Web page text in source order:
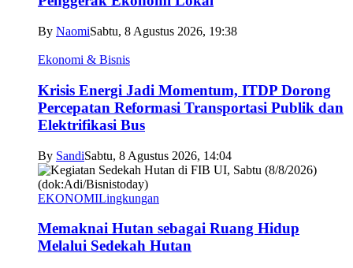
By NaomiSabtu, 8 Agustus 2026, 19:38
Ekonomi & Bisnis
Krisis Energi Jadi Momentum, ITDP Dorong
Percepatan Reformasi Transportasi Publik dan
Elektrifikasi Bus
By SandiSabtu, 8 Agustus 2026, 14:04
EKONOMILingkungan
Memaknai Hutan sebagai Ruang Hidup
Melalui Sedekah Hutan